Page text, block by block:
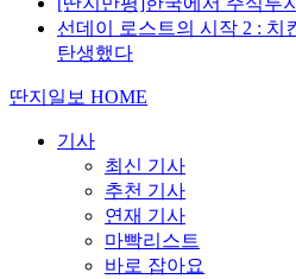
선데이 로스트의 시작 2 : 치
탄생했다
딴지일보 HOME
기사
최신 기사
추천 기사
연재 기사
마빡리스트
바로 잡아요